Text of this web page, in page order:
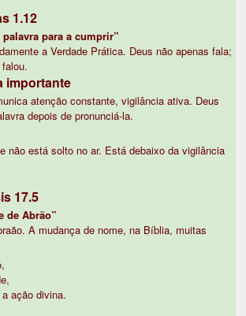
1.12
para a cumprir”
a Verdade Prática. Deus não apenas fala;
importante
atenção constante, vigilância ativa. Deus
depois de pronunciá-la.
não está solto no ar. Está debaixo da vigilância
17.5
de Abrão”
A mudança de nome, na Bíblia, muitas
ação divina.